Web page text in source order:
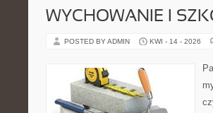
WYCHOWANIE I
POSTED BY ADMIN KWI - 14 - 2026